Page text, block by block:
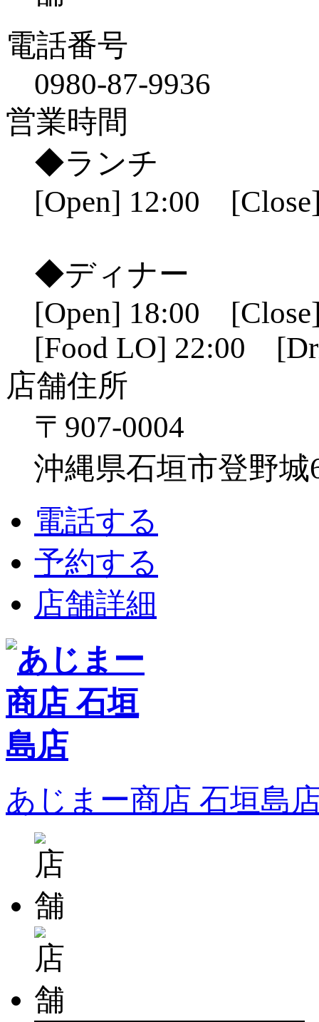
電話番号
0980-87-9936
営業時間
◆ランチ
[Open] 12:00
◆ディナー
[Open] 18:00
[Food LO] 22:00
店舗住所
〒907-0004
沖縄県石垣市登野城
電話する
予約する
店舗詳細
あじまー商店 石垣島